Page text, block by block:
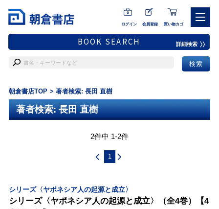
ログイン 会員登録 買い物カゴ
BOOK SEARCH 詳細検索
朝倉書店TOP 著者検索: 長田 直樹
著者検索: 長田 直樹
2件中 1-2件
1
シリーズ〈ヤポネシア人の起源と成立〉
シリーズ〈ヤポネシア人の起源と成立〉（全4巻）【4